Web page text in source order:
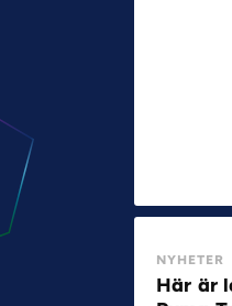
NYHETER
Här är